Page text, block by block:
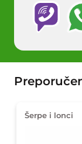
Šerpe i lonci